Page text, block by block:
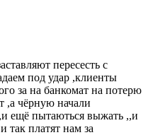
пересесть с
под удар ,клиенты
за на банкомат на потерю
,а чёрную начали
ещё пытаються выжать ,,и
так платят нам за